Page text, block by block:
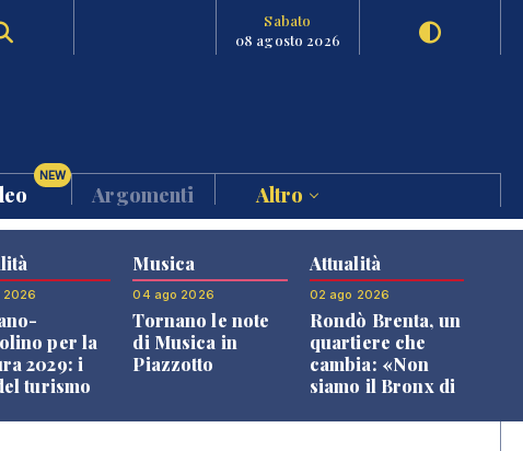
Sabato
08 agosto 2026
NEW
Argomenti Altro
2026
per la
2029: i
turismo
Musica
04 ago 2026
Tornano le note
di Musica in
Piazzotto
Attualità
02 ago 2026
Rondò Brenta, un
quartiere che
cambia: «Non
siamo il Bronx di